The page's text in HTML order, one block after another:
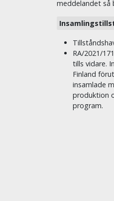
meddelandet så
RA/2021/
tills vidare.
Finland
insamlade
produktion
program.